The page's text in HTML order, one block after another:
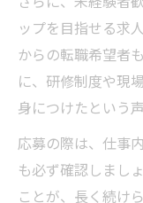
ップを目指せる求
からの転職希望者
に、研修制度や現
身につけたという
応募の際は、仕事
も必ず確認しまし